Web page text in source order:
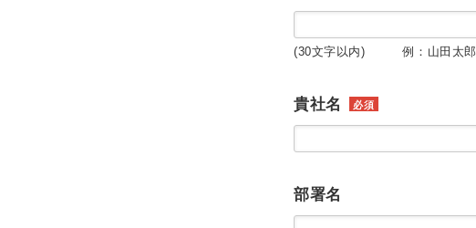
(30文字以内) 例：山田太郎
貴社名 必須
部署名